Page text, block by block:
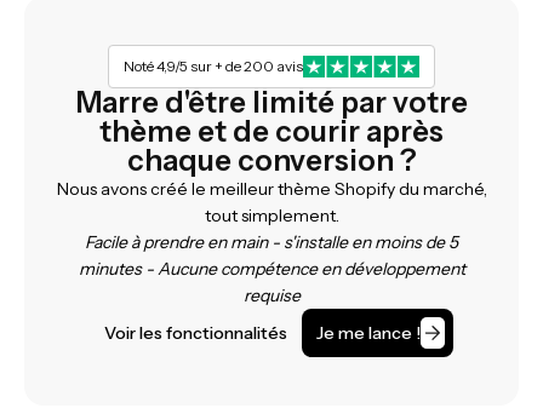
Noté 4,9/5 sur + de 200 avis
Marre d'être limité par votre
thème et de courir après
chaque conversion ?
Nous avons créé le meilleur thème Shopify du marché,
tout simplement.
Facile à prendre en main - s'installe en moins de 5
minutes - Aucune compétence en développement
requise
Voir les fonctionnalités
Je me lance !